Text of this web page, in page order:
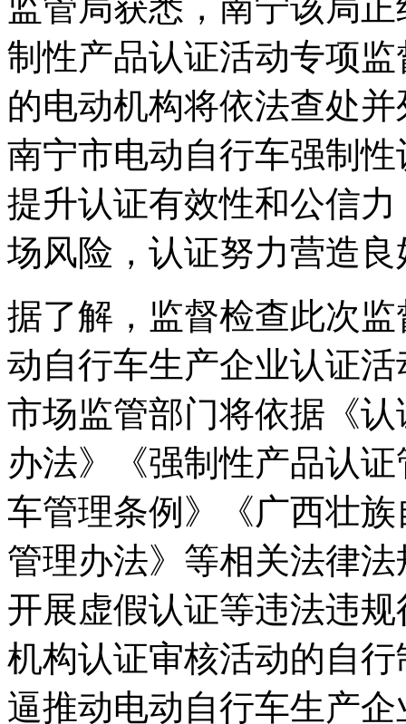
制性产品认证活动专项
的电动机构将依法查处
南宁市电动自行车强制
提升认证有效性和公信
场风险，认证努力营造
据了解，监督检查此次
动自行车生产企业认证
市场监管部门将依据《
办法》《强制性产品认
车管理条例》《广西壮
管理办法》等相关法律
开展虚假认证等违法违
机构认证审核活动的自
逼推动电动自行车生产